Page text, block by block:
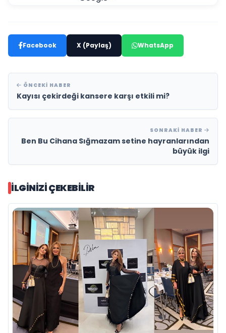
Facebook X (Paylaş) WhatsApp
ÖNCEKI HABER
Kayısı çekirdeği kansere karşı etkili mi?
SONRAKI HABER
Ben Bu Cihana Sığmazam setine hayranlarından
büyük ilgi
İLGINIZI ÇEKEBILIR